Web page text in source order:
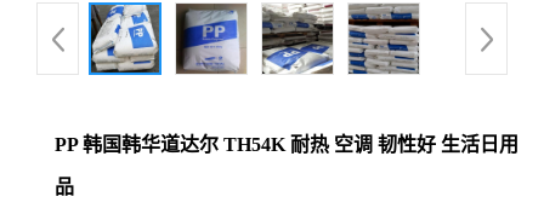
PP 韩国韩华道达尔 TH54K 耐热 空调 韧性好 生活日用
品